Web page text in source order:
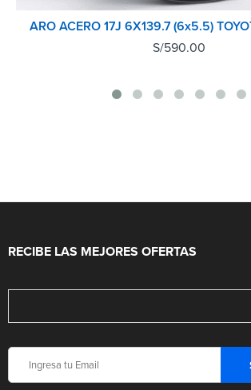
ARO ACERO 17J 6X139.7 (6x5.5)
S/590.00
RECIBE LAS MEJORES OFERTAS